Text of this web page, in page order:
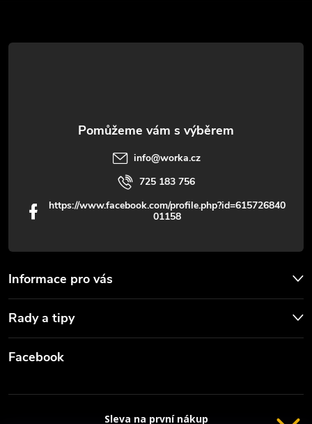
t
Informace pro vás
Rady a tipy
info@worka.cz
725 183 756
https://www.facebook.com/profile.php?id=615726840
01158
Facebook
Sleva na první nákup